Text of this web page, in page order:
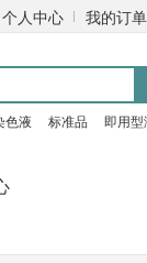
个人中心 我的订单
色液 标准品
即用型